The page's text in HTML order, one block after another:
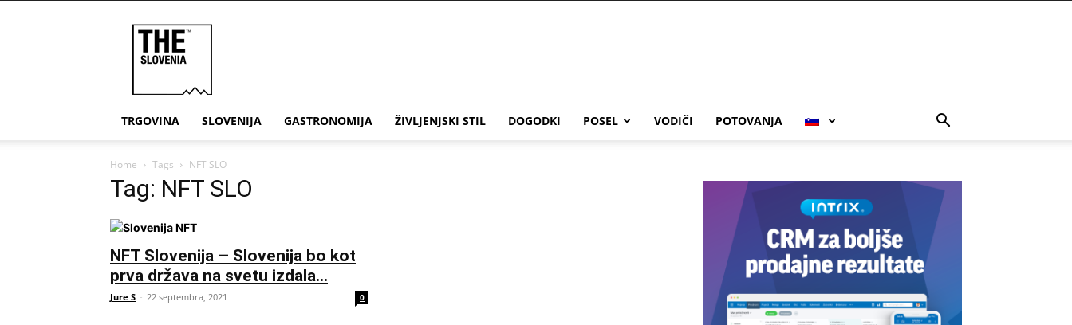
TRGOVINA SLOVENIJA GASTRONOMIJA ŽIVLJENJSKI STIL DOGODKI POSEL VODIČI POTOVANJA
Home Tags NFT SLO
Tag: NFT SLO
NFT Slovenija – Slovenija bo kot
prva država na svetu izdala...
Jure S - 22 septembra, 2021 0